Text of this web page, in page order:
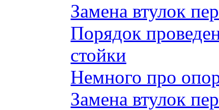
Замена втулок
Порядок
стойки
Немного про
Замена втулок